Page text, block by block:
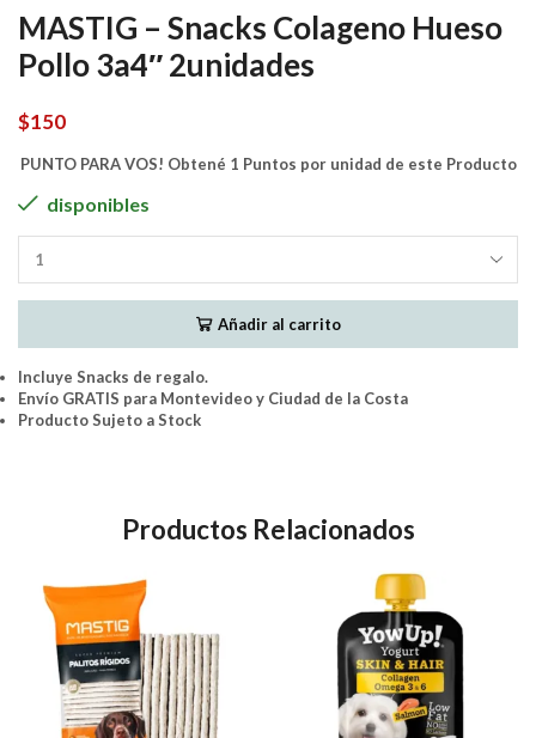
MASTIG – Snacks Colageno Hueso
Pollo 3a4″ 2unidades
$150
PUNTO PARA VOS! Obtené 1 Puntos por unidad de este Producto
disponibles
Colageno
3a4"
Añadir al carrito
Incluye Snacks de regalo.
Envío GRATIS para Montevideo y Ciudad de la Costa
Producto Sujeto a Stock
Productos Relacionados